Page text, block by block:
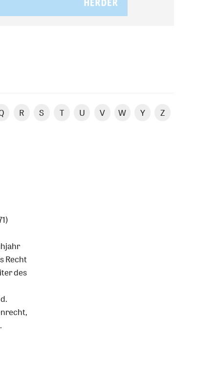
R S T U V W Y Z
Recht
des